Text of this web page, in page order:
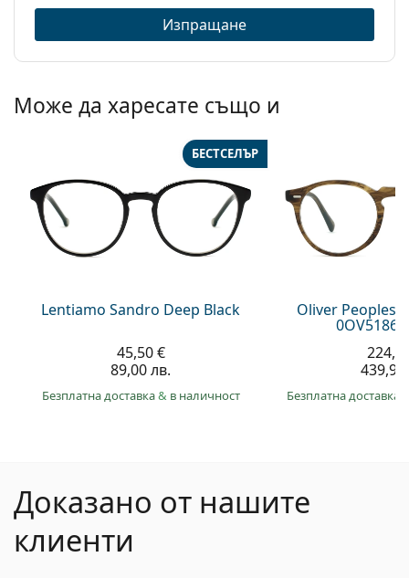
Изпращане
Може да харесате също и
Lentiamo Sandro Deep Black
БЕСТСЕЛЪР
45,50 €
89,00 лв.
Безплатна доставка& в наличност
Oliver Peoples
0OV5186
Безплатна доставка
Доказано от нашите
клиенти